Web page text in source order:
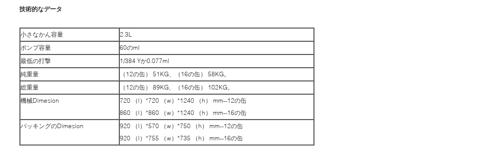
技術的なデータ
小さなかん容量
2.3L
ポンプ容量
60のml
最低の打撃
1/384 Yか0.077ml
純重量
（12の缶） 51KG、（16の缶） 58KG。
総重量
（12の缶） 89KG、（16の缶） 102KG。
機械Dimesion
720 （l）*720 （w）*1240 （h） mm--12の缶
860 （l）*860 （w）*1240 （h） mm--16の缶
パッキングのDimesion
920 （l）*570 （w）*750 （h） mm--12の缶
920 （l）*755 （w）*735 （h） mm--16の缶